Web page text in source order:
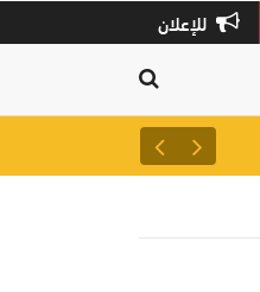
للإعلان
سلاسل الإمداد..